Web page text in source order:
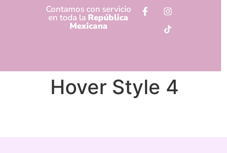
Contamos con servicio
en toda la República
Mexicana
Hover Style 4